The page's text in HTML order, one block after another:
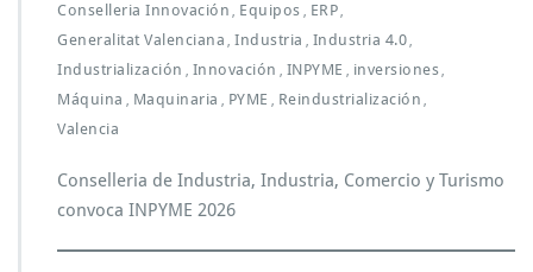
N
P
Y
M
2
Conselleria Innovación Equipos ERP
Generalitat Valenciana Industria Industria 4.0
Industrialización Innovación INPYME inversiones
Máquina Maquinaria PYME Reindustrialización
Valencia
Conselleria de Industria, Industria, Comercio y Turismo
convoca INPYME 2026